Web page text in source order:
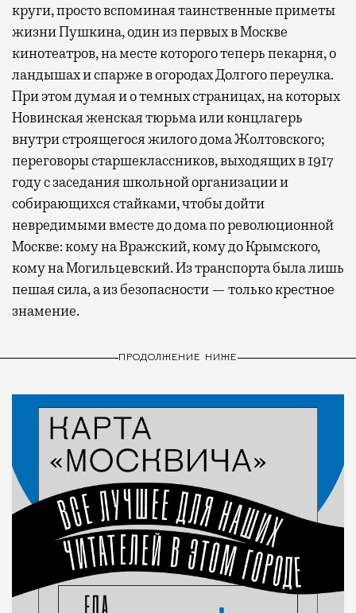
круги, просто вспоминая таинственные приметы
жизни Пушкина, один из первых в Москве
кинотеатров, на месте которого теперь пекарня, о
ландышах и спарже в огородах Долгого переулка.
При этом думая и о темных страницах, на которых
Новинская женская тюрьма или концлагерь
внутри строящегося жилого дома Жолтовского;
переговоры старшеклассников, выходящих в 1917
году с заседания школьной организации и
собирающихся стайками, чтобы дойти
невредимыми вместе до дома по революционной
Москве: кому на Вражский, кому до Крымского,
кому на Могильцевский. Из транспорта была лишь
пешая сила, а из безопасности — только крестное
знамение.
ПРОДОЛЖЕНИЕ НИЖЕ